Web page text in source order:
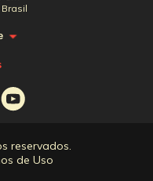
reservados.
de Uso